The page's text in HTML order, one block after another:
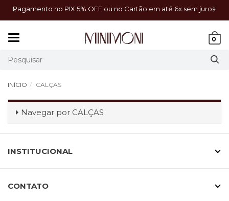
Pagamento no PIX 5% OFF ou no Cartão em até 6x sem juros.
0
INÍCIO CALÇAS
Navegar por CALÇAS
INSTITUCIONAL
CONTATO